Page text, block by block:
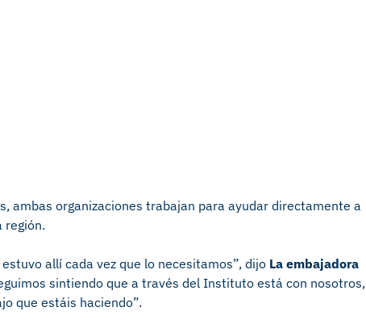
ambas organizaciones trabajan para ayudar directamente a
región.
allí cada vez que lo necesitamos”, dijo La embajadora
sintiendo que a través del Instituto está con nosotros,
que estáis haciendo”.